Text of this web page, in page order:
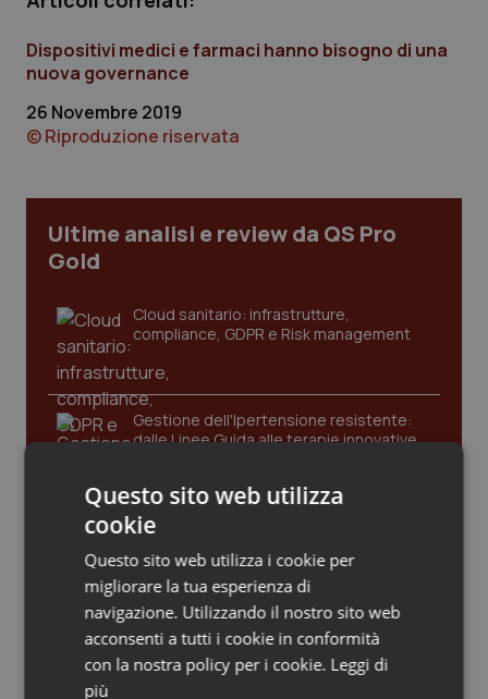
Calabria
Campania
Emilia-Romagna
Lazio
Lombardia
Marche
Piemonte
Provincia Autonoma di Bolzano
Provincia Autonoma di Trento
Asma & BPCO
Car-T
Colesterolo & coronaropatie
Diabete & glucometri
Dolore
Donna & Salute
HIV
Infezioni & Febbre
Ipertensione & Scompenso
Dispositivi medici e farmaci hanno bisogno di una
nuova governance
26 Novembre 2019
© Riproduzione riservata
Ultime analisi e review da QS Pro
Gold
Cloud sanitario: infrastrutture,
compliance, GDPR e Risk management
Gestione dell'Ipertensione resistente:
dalle Linee Guida alle terapie innovative
Leadership Infermieristica 2026: nuovi
Leadership Medica 2026: guidare team
clinici ad alte prestazioni
Questo sito web utilizza
cookie
Questo sito web utilizza i cookie per
migliorare la tua esperienza di
navigazione. Utilizzando il nostro sito web
acconsenti a tutti i cookie in conformità
con la nostra policy per i cookie. Leggi di
più